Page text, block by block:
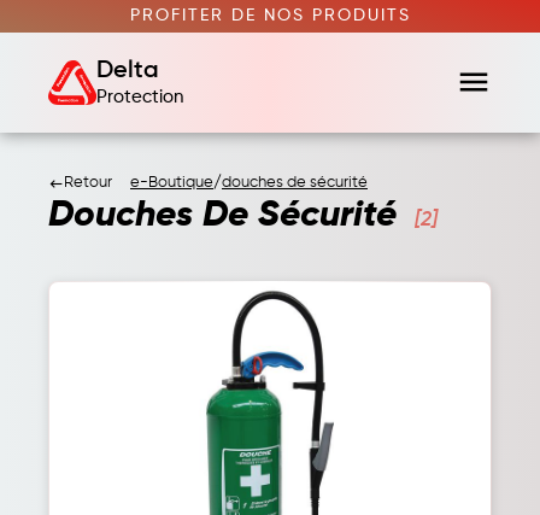
PROFITER DE NOS PRODUITS
Delta
Protection menu
keyboard_backspace Retour e-Boutique/douches de sécurité
Douches De Sécurité [2]